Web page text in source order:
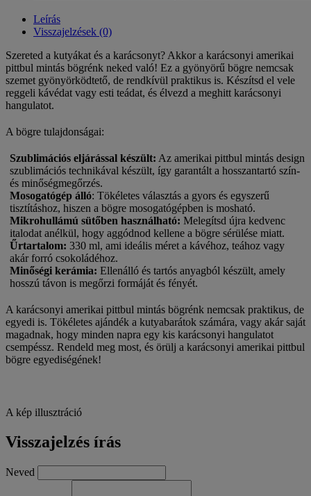
Leírás
Visszajelzések (0)
Szereted a kutyákat és a karácsonyt? Akkor a karácsonyi amerikai
pittbul mintás bögrénk neked való! Ez a gyönyörű bögre nemcsak
szemet gyönyörködtető, de rendkívül praktikus is. Készítsd el vele
reggeli kávédat vagy esti teádat, és élvezd a meghitt karácsonyi
hangulatot.
A bögre tulajdonságai:
Szublimációs eljárással készült: Az amerikai pittbul mintás design
szublimációs technikával készült, így garantált a hosszantartó szín-
és minőségmegőrzés.
Mosogatógép álló: Tökéletes választás a gyors és egyszerű
tisztításhoz, hiszen a bögre mosogatógépben is mosható.
Mikrohullámú sütőben használható: Melegítsd újra kedvenc
italodat anélkül, hogy aggódnod kellene a bögre sérülése miatt.
Űrtartalom: 330 ml, ami ideális méret a kávéhoz, teához vagy
akár forró csokoládéhoz.
Minőségi kerámia: Ellenálló és tartós anyagból készült, amely
hosszú távon is megőrzi formáját és fényét.
A karácsonyi amerikai pittbul mintás bögrénk nemcsak praktikus, de
egyedi is. Tökéletes ajándék a kutyabarátok számára, vagy akár saját
magadnak, hogy minden napra egy kis karácsonyi hangulatot
csempéssz. Rendeld meg most, és örülj a karácsonyi amerikai pittbul
bögre egyediségének!
A kép illusztráció
Visszajelzés írás
Neved